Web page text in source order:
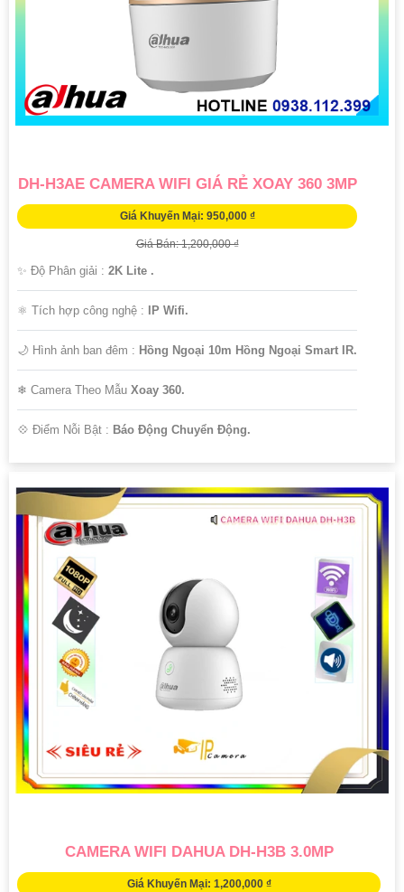
DH-H3AE CAMERA WIFI GIÁ RẺ XOAY 360 3MP
Giá Khuyến Mại: 950,000 ₫
Giá Bán: 1,200,000 ₫
✨ Độ Phân giải : 2K Lite .
⚛️ Tích hợp công nghệ : IP Wifi.
🌙 Hình ảnh ban đêm : Hồng Ngoại 10m Hồng Ngoại Smart IR.
❄ Camera Theo Mẫu Xoay 360.
️💠 Điểm Nỗi Bật : Báo Động Chuyển Động.
CAMERA WIFI DAHUA DH-H3B 3.0MP
Giá Khuyến Mại: 1,200,000 ₫